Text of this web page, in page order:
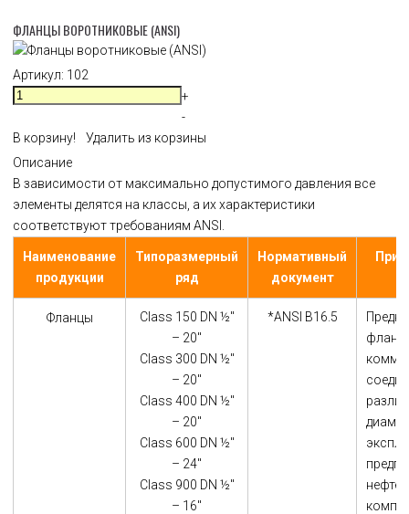
ФЛАНЦЫ ВОРОТНИКОВЫЕ (ANSI)
Артикул: 102
+
-
В корзину!
Удалить из корзины
Описание
В зависимости от максимально допустимого давления все
элементы делятся на классы, а их характеристики
соответствуют требованиям ANSI.
Наименование
продукции
Типоразмерный
ряд
Нормативный
документ
Фланцы
Class 150 DN ½"
– 20"
Class 300 DN ½"
– 20"
Class 400 DN ½"
– 20"
Class 600 DN ½"
– 24"
Class 900 DN ½"
– 16"
*ANSI B16.5